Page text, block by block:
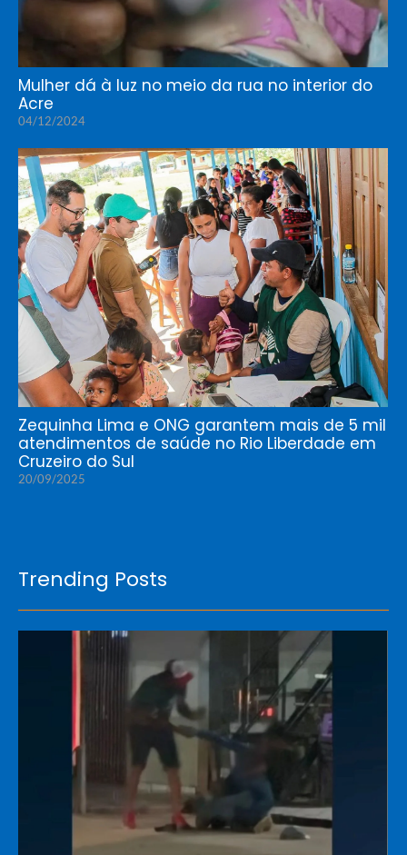
Mulher dá à luz no meio da rua no interior do
Acre
04/12/2024
Zequinha Lima e ONG garantem mais de 5 mil
atendimentos de saúde no Rio Liberdade em
Cruzeiro do Sul
20/09/2025
Trending Posts